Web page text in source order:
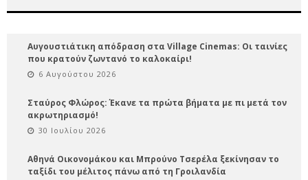
Αυγουστιάτικη απόδραση στα Village Cinemas: Οι ταινίες
που κρατούν ζωντανό το καλοκαίρι!
6 Αυγούστου 2026
Σταύρος Φλώρος: Έκανε τα πρώτα βήματα με πι μετά τον
ακρωτηριασμό!
30 Ιουλίου 2026
Αθηνά Οικονομάκου και Μπρούνο Τσερέλα ξεκίνησαν το
ταξίδι του μέλιτος πάνω από τη Γροιλανδία